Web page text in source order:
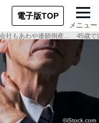
電子版TOP
メニュー
社もあわや連鎖倒産… 45歳で